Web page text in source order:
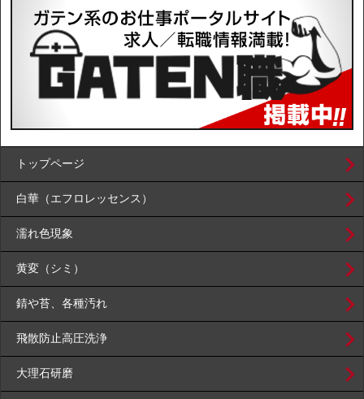
トップページ
白華（エフロレッセンス）
濡れ色現象
黄変（シミ）
錆や苔、各種汚れ
飛散防止高圧洗浄
大理石研磨